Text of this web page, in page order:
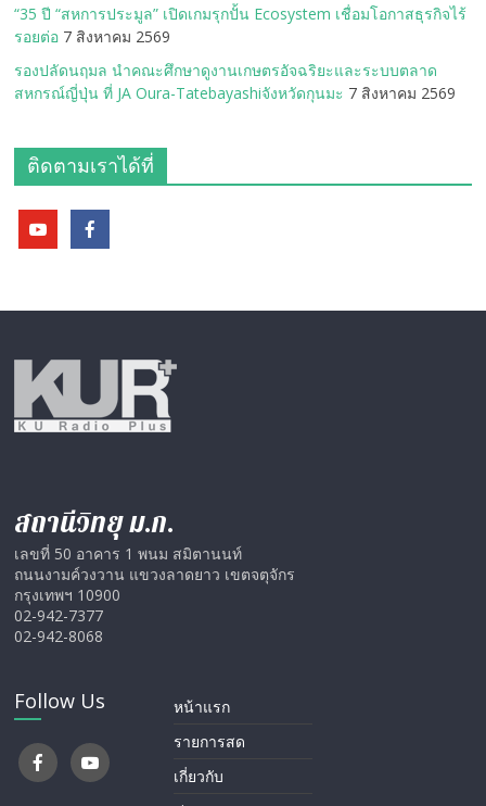
“35 ปี “สหการประมูล” เปิดเกมรุกปั้น Ecosystem เชื่อมโอกาสธุรกิจไร้
รอยต่อ 7 สิงหาคม 2569
รองปลัดนฤมล นำคณะศึกษาดูงานเกษตรอัจฉริยะและระบบตลาด
สหกรณ์ญี่ปุ่น ที่ JA Oura-Tatebayashiจังหวัดกุนมะ 7 สิงหาคม 2569
ติดตามเราได้ที่
สถานีวิทยุ ม.ก.
เลขที่ 50 อาคาร 1 พนม สมิตานนท์
ถนนงามค์วงวาน แขวงลาดยาว เขตจตุจักร
กรุงเทพฯ 10900
02-942-7377
02-942-8068
Follow Us
หน้าแรก
รายการสด
เกี่ยวกับ